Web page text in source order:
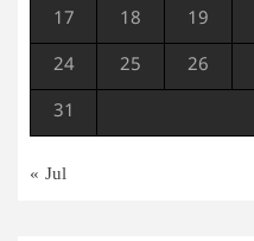
17 18 19
24 25 26
31
« Jul